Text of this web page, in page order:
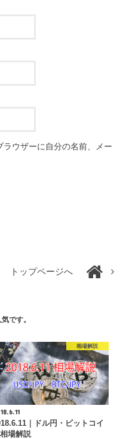
ウザーに自分の名前、メー
トップページへ
です。
相場解説
｜ドル円・ビットコイ
場解説